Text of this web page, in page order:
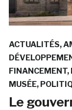
ACTUALITÉS
FINANCEMENT
MUSÉE
Le